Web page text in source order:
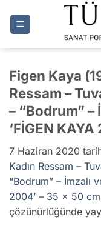
Figen Kaya
Ressam –
– “Bodrum” –
‘FİGEN
7 Haziran 2020
Kadın Ressam –
“Bodrum” – İmzalı
2004’ – 35 x 50 cm
çözünürlüğünde